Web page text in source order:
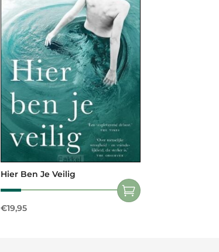
Hier Ben Je Veilig
€19,95